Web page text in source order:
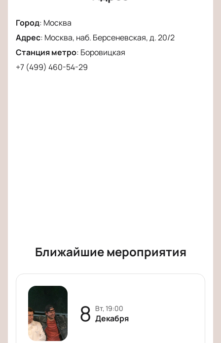
чтобы не пропустить эту яркую театральную
города. Встреча с героями спектакля станет не
только источником удовольствия, но и поводом
для размышлений о собственных жизненных
ценностях.
Город: Москва
Адрес: Москва, наб. Берсеневская, д. 20/2
Станция метро: Боровицкая
+7 (499) 460-54-29
Ближайшие мероприятия
8 вт, 19:00
Декабря